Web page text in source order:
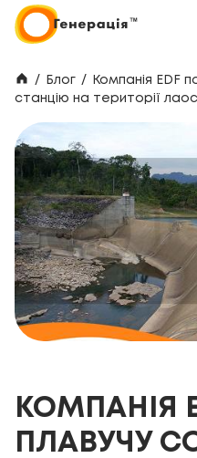
/ Блог /
Компанія EDF
станцію на території
КОМПАНІЯ
ПЛАВУЧУ